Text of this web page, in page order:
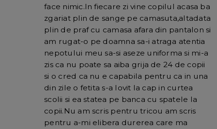
face nimic.In fiecare zi vine copilul acasa ba
zgariat plin de sange pe camasuta,altadata
plin de praf cu camasa afara din pantalon si
am rugat-o pe doamna sa-i atraga atentia
nepotului meu sa-si aseze uniforma si mi-a
zis ca nu poate sa aiba grija de 24 de copii
si o cred ca nu e capabila pentru ca in una
din zile o fetita s-a lovit la cap in curtea
scolii si ea statea pe banca cu spatele la
copii.Nu am scris pentru tricou am scris
pentru a-mi elibera durerea care ma